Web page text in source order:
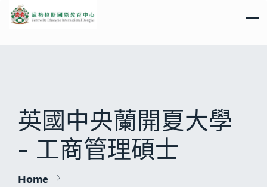
英國中央蘭開夏大學
- 工商管理碩士
Home